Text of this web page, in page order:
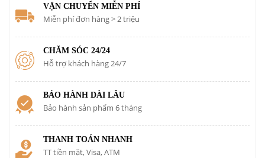
VẬN CHUYỂN MIỄN PHÍ
Miễn phí đơn hàng > 2 triệu
CHĂM SÓC 24/24
Hỗ trợ khách hàng 24/7
BẢO HÀNH DÀI LÂU
Bảo hành sản phẩm 6 tháng
THANH TOÁN NHANH
TT tiền mặt, Visa, ATM